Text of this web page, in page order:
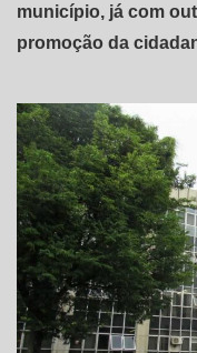
município, já com
promoção da